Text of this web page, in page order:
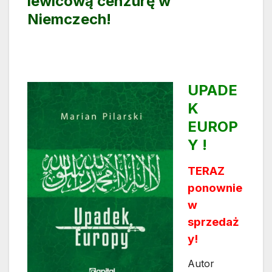
Niemczech!
UPADE
K
EUROP
Y !
TERAZ
ponownie
w
sprzedaż
y!
Autor